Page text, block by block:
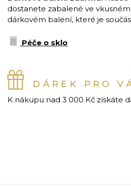
dostanete zabalené ve
dárkovém balení, které je
Péče o sklo
DÁREK PRO
K nákupu nad 3 000 Kč získáte